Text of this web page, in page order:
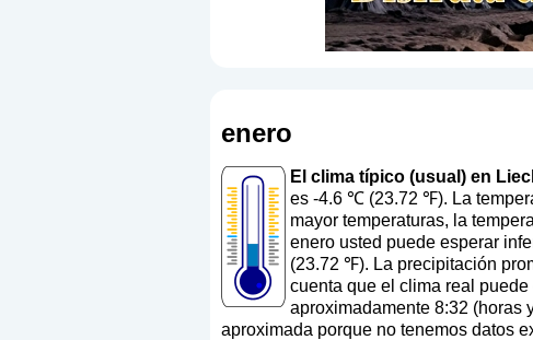
enero
El clima típico (usual) en
es -4.6 ℃ (23.72 ℉). La
mayor temperaturas, la
enero usted puede esperar
(23.72 ℉). La precipitación
cuenta que el clima real
aproximadamente 8:32 (horas
aproximada porque no tenemos datos